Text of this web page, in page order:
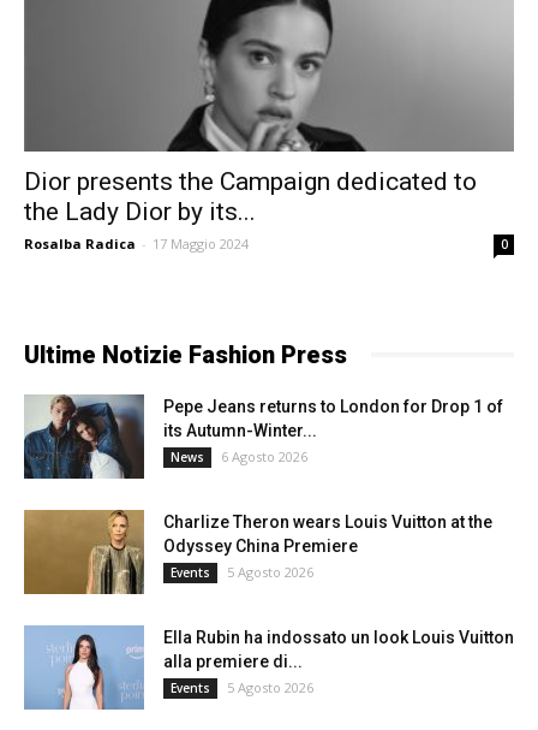
Dior presents the Campaign dedicated to
the Lady Dior by its...
Rosalba Radica - 17 Maggio 2024 0
Ultime Notizie Fashion Press
Pepe Jeans returns to London for Drop 1 of
its Autumn-Winter...
News 6 Agosto 2026
Charlize Theron wears Louis Vuitton at the
Odyssey China Premiere
Events 5 Agosto 2026
Ella Rubin ha indossato un look Louis Vuitton
alla premiere di...
Events 5 Agosto 2026